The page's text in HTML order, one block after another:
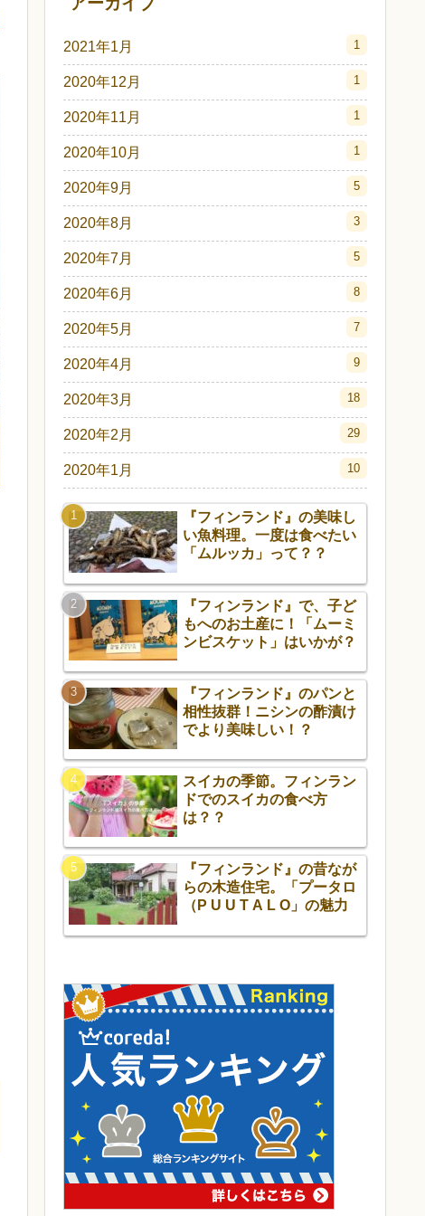
2021年1月 1
2020年12月 1
2020年11月 1
2020年10月 1
2020年9月 5
2020年8月 3
2020年7月 5
2020年6月 8
2020年5月 7
2020年4月 9
2020年3月 18
2020年2月 29
2020年1月 10
『フィンランド』の美味し
い魚料理。一度は食べたい
「ムルッカ」って？？
『フィンランド』で、子ど
もへのお土産に！「ムーミ
ンビスケット」はいかが？
『フィンランド』のパンと
相性抜群！ニシンの酢漬け
でより美味しい！？
スイカの季節。フィンラン
ドでのスイカの食べ方
は？？
『フィンランド』の昔なが
らの木造住宅。「プータロ
（P U U T A L O」の魅力